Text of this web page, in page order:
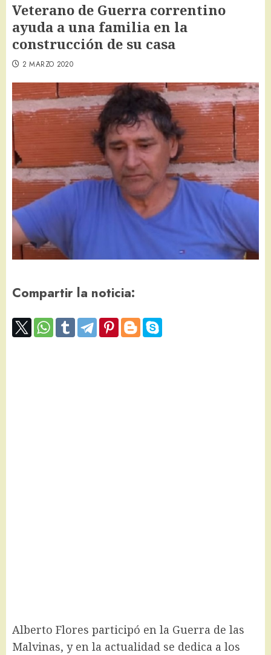
Veterano de Guerra correntino
ayuda a una familia en la
construcción de su casa
2 MARZO 2020
Compartir la noticia:
Alberto Flores participó en la Guerra de las
Malvinas, y en la actualidad se dedica a los